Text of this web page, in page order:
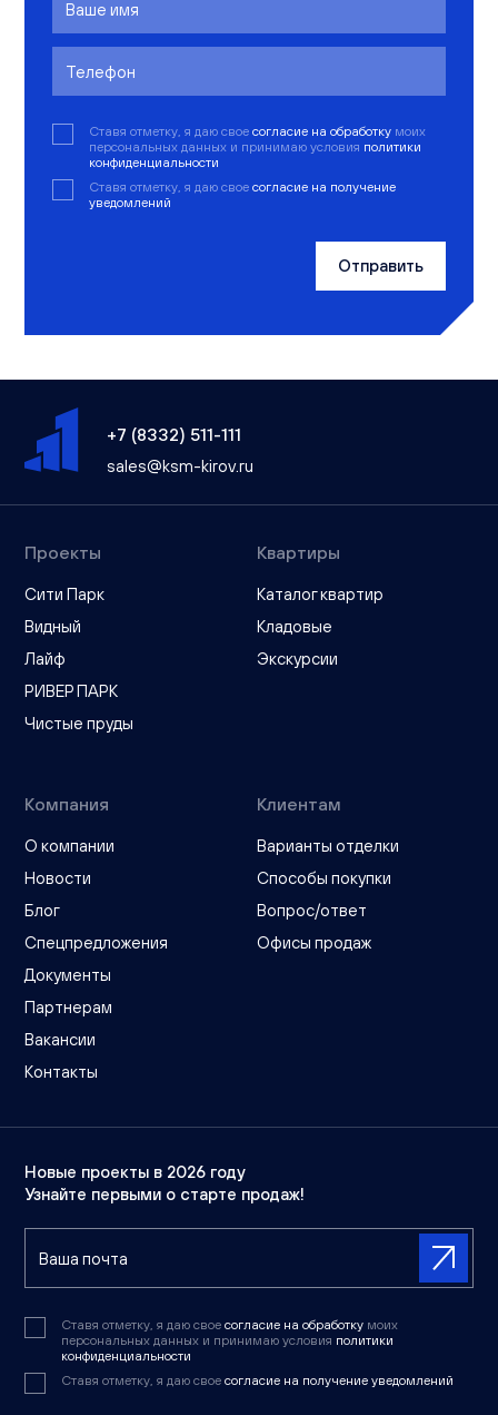
Ставя отметку, я даю свое согласие на обработку моих
персональных данных и принимаю условия политики
конфиденциальности
Ставя отметку, я даю свое согласие на получение
уведомлений
Отправить
+7 (8332) 511-111
sales@ksm-kirov.ru
Проекты
Сити Парк
Видный
Лайф
РИВЕР ПАРК
Чистые пруды
Квартиры
Каталог квартир
Кладовые
Экскурсии
Компания
О компании
Новости
Блог
Спецпредложения
Документы
Партнерам
Вакансии
Контакты
Клиентам
Варианты отделки
Способы покупки
Вопрос/ответ
Офисы продаж
Новые проекты в 2026 году
Узнайте первыми о старте продаж!
Ставя отметку, я даю свое согласие на обработку моих
персональных данных и принимаю условия политики
конфиденциальности
Ставя отметку, я даю свое согласие на получение уведомлений